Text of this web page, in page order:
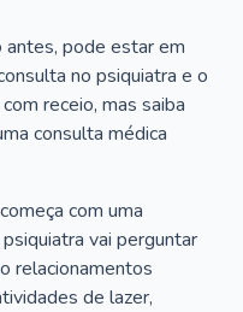
antes, pode estar em
no psiquiatra e o
receio, mas saiba
consulta médica
com uma
vai perguntar
relacionamentos
de lazer,